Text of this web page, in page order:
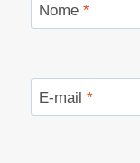
Nome *
E-mail *